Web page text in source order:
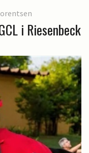
i Riesenbeck